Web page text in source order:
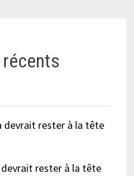
devrait rester à la tête
rester à la tête